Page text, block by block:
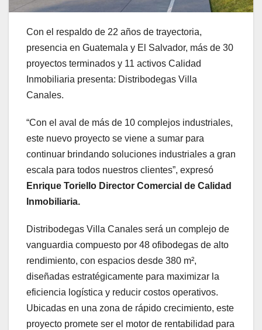
Con el respaldo de 22 años de trayectoria,
presencia en Guatemala y El Salvador, más de 30
proyectos terminados y 11 activos Calidad
Inmobiliaria presenta: Distribodegas Villa
Canales.
“Con el aval de más de 10 complejos industriales,
este nuevo proyecto se viene a sumar para
continuar brindando soluciones industriales a gran
escala para todos nuestros clientes”, expresó
Enrique Toriello Director Comercial de Calidad
Inmobiliaria.
Distribodegas Villa Canales será un complejo de
vanguardia compuesto por 48 ofibodegas de alto
rendimiento, con espacios desde 380 m²,
diseñadas estratégicamente para maximizar la
eficiencia logística y reducir costos operativos.
Ubicadas en una zona de rápido crecimiento, este
proyecto promete ser el motor de rentabilidad para